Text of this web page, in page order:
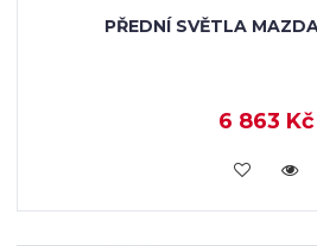
PŘEDNÍ SVĚTLA
6 863 Kč
KOUPIT